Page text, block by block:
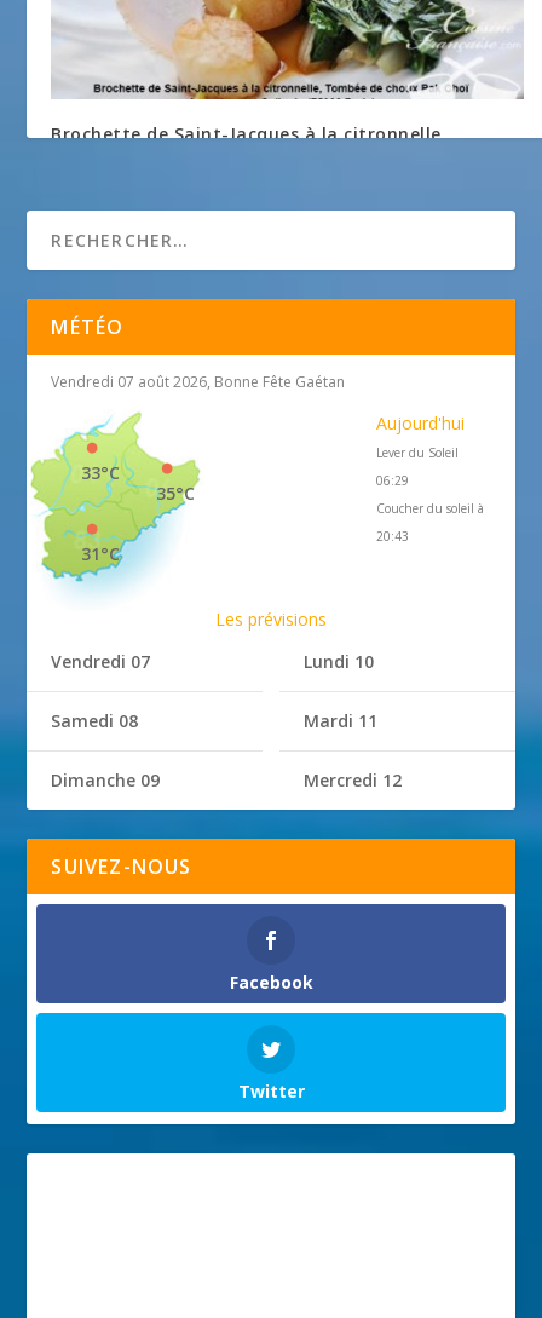
Brochette de Saint-Jacques à la citronnelle,
MÉTÉO
Vendredi 07 août 2026, Bonne Fête Gaétan
35°C
33°C
31°C
Aujourd'hui
Lever du Soleil
06:29
Coucher du soleil à
20:43
Les prévisions
Vendredi 07
Samedi 08
Dimanche 09
Lundi 10
Mardi 11
Mercredi 12
SUIVEZ-NOUS
Facebook
Twitter